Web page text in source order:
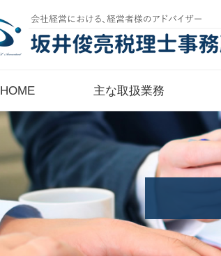
HOME 主な取扱業務